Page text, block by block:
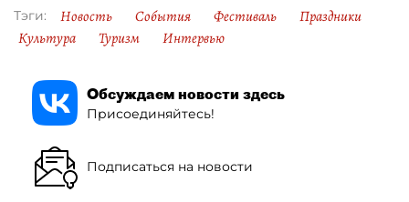
Тэги: Новость События Фестиваль
Праздники
Культура
Туризм Интервью
Обсуждаем новости здесь
Присоединяйтесь!
Подписаться на новости